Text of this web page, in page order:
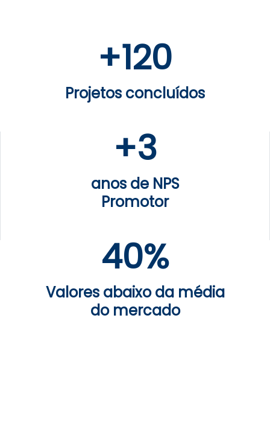
+120
Projetos concluídos
+3
anos de NPS
Promotor
40%
Valores abaixo da média
do mercado